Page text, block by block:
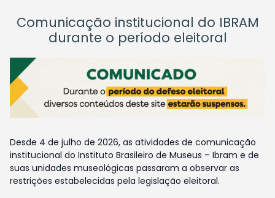
Comunicação institucional do IBRAM
durante o período eleitoral
Desde 4 de julho de 2026, as atividades de comunicação
institucional do Instituto Brasileiro de Museus – Ibram e de
suas unidades museológicas passaram a observar as
restrições estabelecidas pela legislação eleitoral.